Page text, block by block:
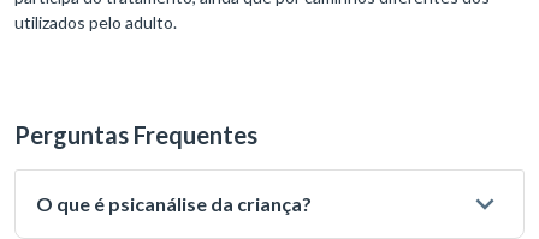
utilizados pelo adulto.
Perguntas Frequentes
O que é psicanálise da criança?